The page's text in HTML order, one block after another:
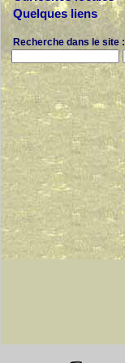
Quelques liens
Recherche dans le site :